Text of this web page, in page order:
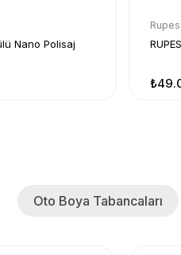
Nano Polisaj
Rupes
Oto Boya Tabancaları